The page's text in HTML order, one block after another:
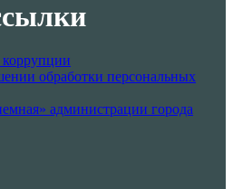
обработки персональных
администрации города